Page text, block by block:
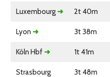
Luxembourg ➜ 2t 40m
Lyon ➜ 3t 38m
Köln Hbf ➜ 1t 41m
Strasbourg 3t 48m